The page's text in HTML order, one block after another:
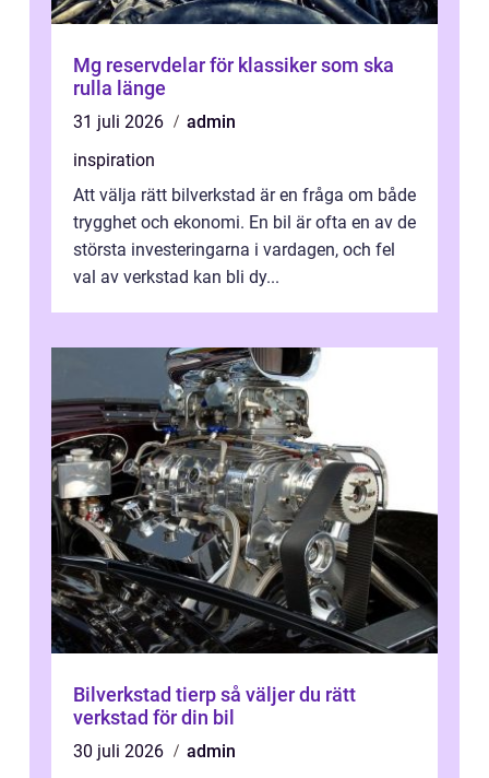
Mg reservdelar för klassiker som ska
rulla länge
31 juli 2026
admin
inspiration
Att välja rätt bilverkstad är en fråga om både
trygghet och ekonomi. En bil är ofta en av de
största investeringarna i vardagen, och fel
val av verkstad kan bli dy...
Bilverkstad tierp så väljer du rätt
verkstad för din bil
30 juli 2026
admin